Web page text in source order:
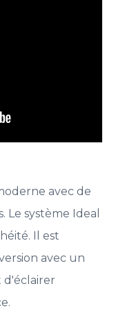
avec de
système Ideal
Il est
avec un
d'éclairer